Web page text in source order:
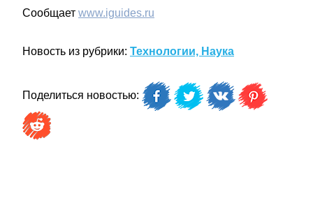
Сообщает www.iguides.ru
Новость из рубрики: Технологии, Наука
Поделиться новостью: